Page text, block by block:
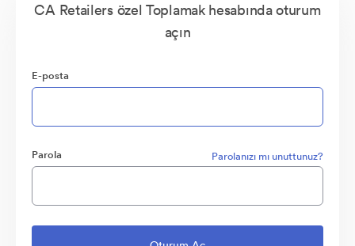
CA Retailers özel Toplamak hesabında oturum
açın
E-posta
Parola Parolanızı mı unuttunuz?